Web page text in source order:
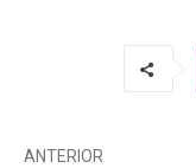
ANTERIOR